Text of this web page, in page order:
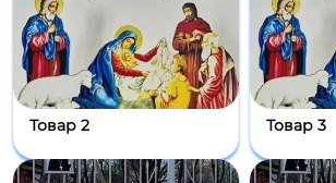
Товар 2 Товар 3